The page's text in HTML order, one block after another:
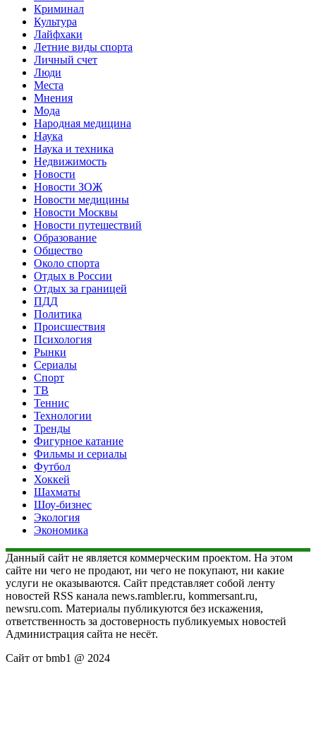
Криминал
Культура
Лайфхаки
Летние виды спорта
Личный счет
Люди
Места
Мнения
Мода
Народная медицина
Наука
Наука и техника
Недвижимость
Новости
Новости ЗОЖ
Новости медицины
Новости Москвы
Новости путешествий
Образование
Общество
Около спорта
Отдых в России
Отдых за границей
ПДД
Политика
Происшествия
Психология
Рынки
Сериалы
Спорт
ТВ
Теннис
Технологии
Тренды
Фигурное катание
Фильмы и сериалы
Футбол
Хоккей
Шахматы
Шоу-бизнес
Экология
Экономика
Данный сайт не является коммерческим проектом. На этом
сайте ни чего не продают, ни чего не покупают, ни какие
услуги не оказываются. Сайт представляет собой ленту
новостей RSS канала news.rambler.ru, kommersant.ru,
newsru.com. Материалы публикуются без искажения,
ответственность за достоверность публикуемых новостей
Администрация сайта не несёт.
Сайт от bmb1 @ 2024